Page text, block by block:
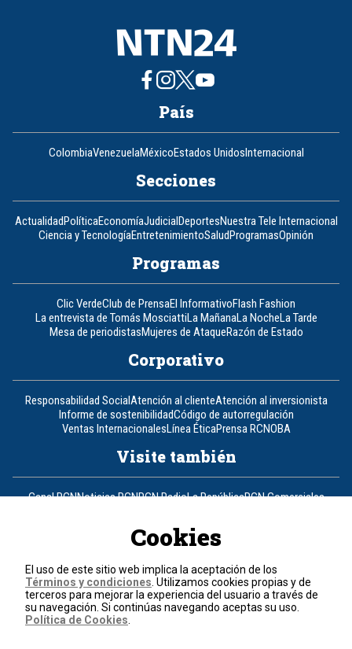
País
ColombiaVenezuelaMéxicoEstados UnidosInternacional
Secciones
ActualidadPolíticaEconomíaJudicialDeportesNuestra Tele Internacional
Ciencia y TecnologíaEntretenimientoSaludProgramasOpinión
Programas
Clic VerdeClub de PrensaEl InformativoFlash Fashion
La entrevista de Tomás MosciattiLa MañanaLa NocheLa Tarde
Mesa de periodistasMujeres de AtaqueRazón de Estado
Corporativo
Responsabilidad SocialAtención al clienteAtención al inversionista
Informe de sostenibilidadCódigo de autorregulación
Ventas InternacionalesLínea ÉticaPrensa RCNOBA
Visite también
Canal RCNNoticias RCNRCN RadioLa RepúblicaRCN Comerciales
Un producto de RCN Televisión
Contáctenos
Teléfono+57 (601) 426 92 92
Cookies
El uso de este sitio web implica la aceptación de los
Términos y condiciones . Utilizamos cookies propias y de
terceros para mejorar la experiencia del usuario a través de
su navegación. Si continúas navegando aceptas su uso.
Política de Cookies